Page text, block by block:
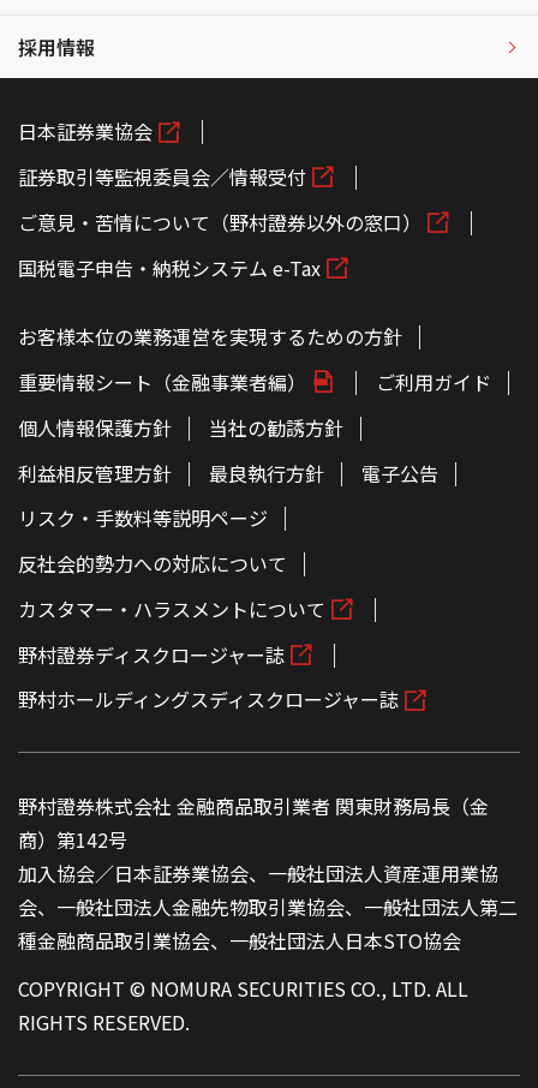
採用情報
日本証券業協会
証券取引等監視委員会／情報受付
ご意見・苦情について（野村證券以外の窓口）
国税電子申告・納税システム e-Tax
お客様本位の業務運営を実現するための方針
重要情報シート（金融事業者編）
ご利用ガイド
個人情報保護方針
当社の勧誘方針
利益相反管理方針
最良執行方針
電子公告
リスク・手数料等説明ページ
反社会的勢力への対応について
カスタマー・ハラスメントについて
野村證券ディスクロージャー誌
野村ホールディングスディスクロージャー誌
野村證券株式会社 金融商品取引業者 関東財務局長（金
商）第142号
加入協会／日本証券業協会、一般社団法人資産運用業協
会、一般社団法人金融先物取引業協会、一般社団法人第二
種金融商品取引業協会、一般社団法人日本STO協会
COPYRIGHT © NOMURA SECURITIES CO., LTD. ALL
RIGHTS RESERVED.